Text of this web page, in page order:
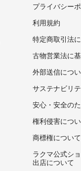
プライバシー
利用規約
特定商取引法
古物営業法に
外部送信につ
サステナビリ
安心・安全の
権利侵害につ
商標権について
ラクマ公式シ
出店について